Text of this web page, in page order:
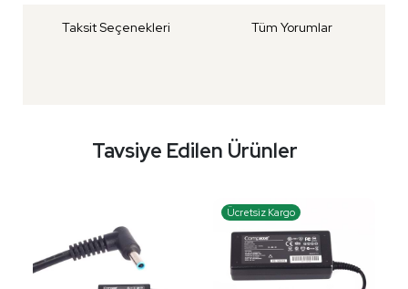
Taksit Seçenekleri Tüm Yorumlar
Tavsiye Edilen Ürünler
Ücretsiz Kargo